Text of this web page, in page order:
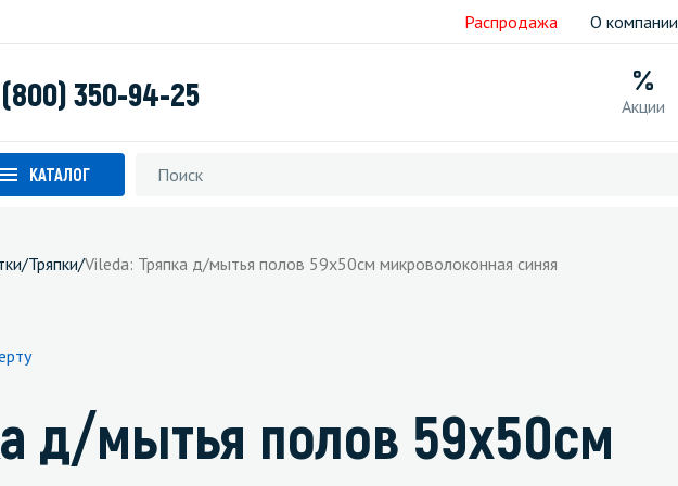
Распродажа О компании
350-94-25 Акции
КАТАЛОГ
/Тряпки/Vileda: Тряпка д/мытья полов 59х50см микроволоконная синяя
д/мытья полов 59х50см